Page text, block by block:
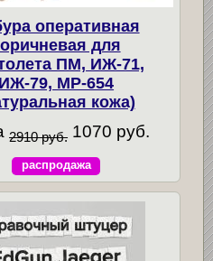
оперативная
для
ПМ, ИЖ-71,
ИЖ-79, МР-654
кожа)
2910 руб. 1070 руб.
распродажа